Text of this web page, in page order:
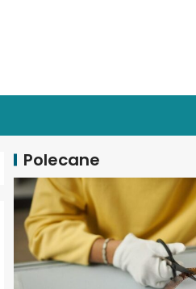
Polecane